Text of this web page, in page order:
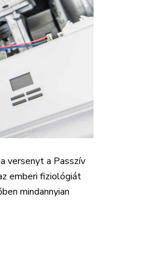
versenyt a Passzív
emberi fiziológiát
mindannyian